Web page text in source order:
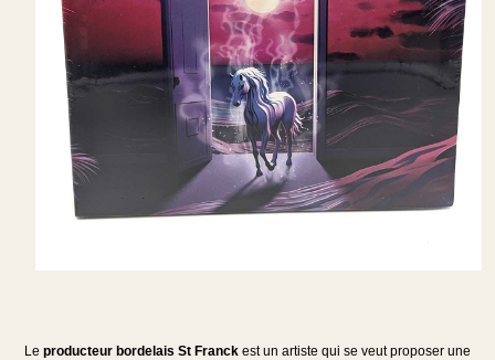
Le producteur bordelais St Franck est un artiste qui se veut proposer une